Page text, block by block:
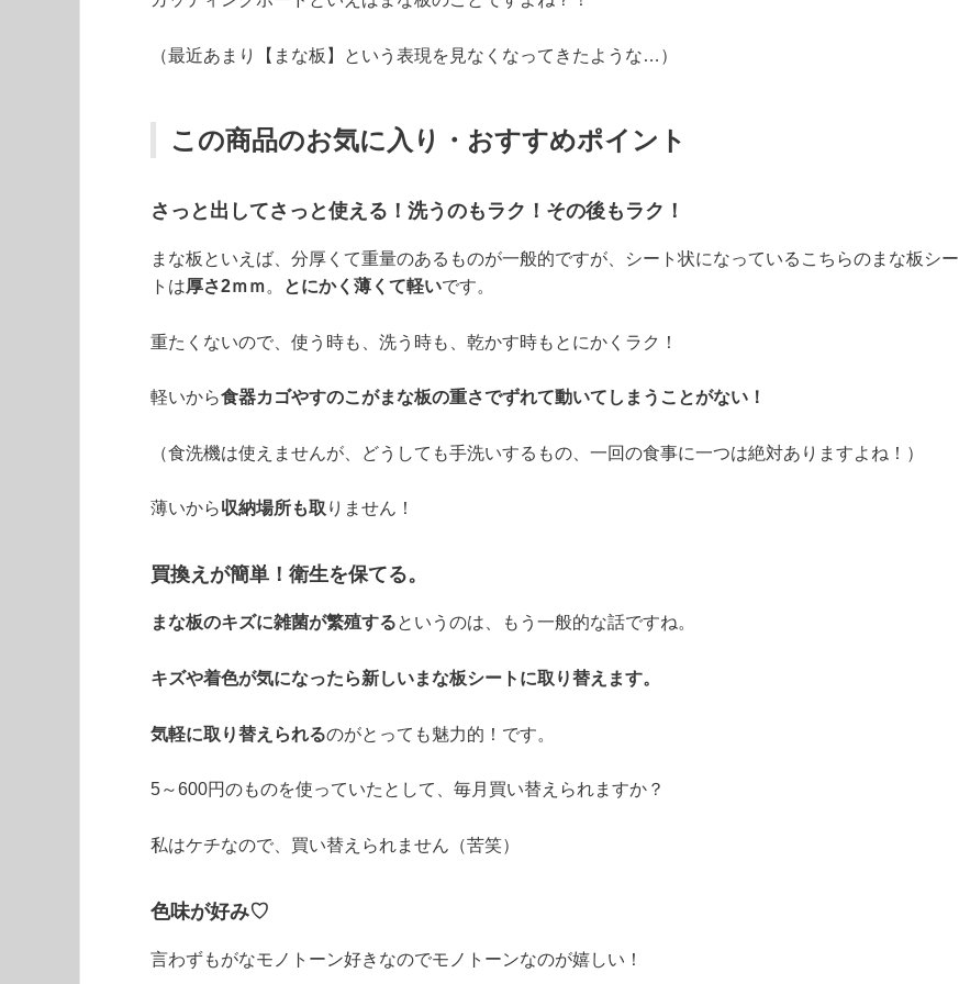
（最近あまり【まな板】という表現を見なくなってきたような…）
この商品のお気に入り・おすすめポイント
さっと出してさっと使える！洗うのもラク！ その後もラク！
まな板といえば、分厚くて重量のあるものが一般的ですが、シート状になっているこちらのまな板シー
トは厚さ2ｍｍ。 とにかく薄くて軽いです。
重たくないので、使う時も、洗う時も、乾かす時もとにかくラク！
軽いから食器カゴやすのこがまな板の重さでずれて動いてしまうことがない！
（食洗機は使えませんが、どうしても手洗いするもの、一回の食事に一つは絶対ありますよね！）
薄いから収納場所も取 りません！
買換えが簡単！ 衛生を保てる。
まな板のキズに雑菌が繁殖するというのは、もう一般的な話ですね。
キズや着色が気になったら新しいまな板シートに取り替えます。
気軽に取り替えられるのがとっても魅力的！です。
5～600円のものを使っていたとして、毎月買い替えられますか？
私はケチなので、買い替えられません（苦笑）
色味が好み♡
言わずもがなモノトーン好きなのでモノトーンなのが嬉しい！